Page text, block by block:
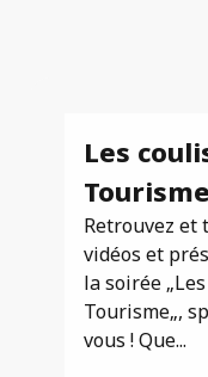
Les
Tourisme
Retrouvez et
vidéos et
la soirée
Tourisme„,
vous ! Que...